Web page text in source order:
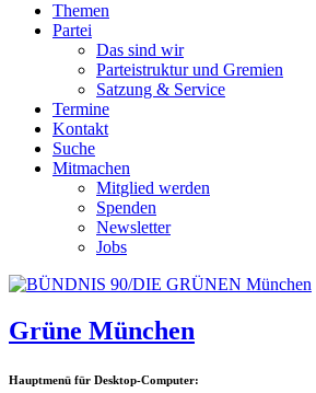
Themen
Partei
Das sind wir
Parteistruktur und Gremien
Satzung & Service
Termine
Kontakt
Suche
Mitmachen
Mitglied werden
Spenden
Newsletter
Jobs
Grüne München
Hauptmenü für Desktop-Computer: